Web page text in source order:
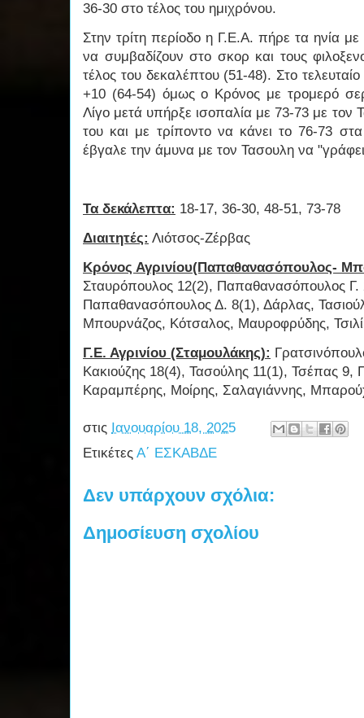
36-30 στο τέλος του ημιχρόνου.
Στην τρίτη περίοδο η Γ.Ε.Α. πήρε τα ηνία με
να συμβαδίζουν στο σκορ και τους
τέλος του δεκαλέπτου (51-48). Στο
+10 (64-54) όμως ο Κρόνος με τρομερό
Λίγο μετά υπήρξε ισοπαλία με 73-73 με τον
του και με τρίποντο να κάνει το 76-73
έβγαλε την άμυνα με τον Τασουλη να
Τα δεκάλεπτα: 18-17, 36-30, 48-51, 73-78
Διαιτητές: Λιότσος-Ζέρβας
Κρόνος Αγρινίου(Παπαθανασόπουλος-
Σταυρόπουλος 12(2), Παπαθανασόπουλος Γ.
Παπαθανασόπουλος Δ. 8(1), Δάρλας,
Μπουρνάζος, Κότσαλος, Μαυροφρύδης,
Γ.Ε. Αγρινίου (Σταμουλάκης):
Κακιούζης 18(4), Τασούλης 11(1), Τσέπας 9,
Καραμπέρης, Μοίρης, Σαλαγιάννης,
στις Ιανουαρίου 18, 2025
Ετικέτες Α΄ ΕΣΚΑΒΔΕ
Δεν υπάρχουν σχόλια:
Δημοσίευση σχολίου